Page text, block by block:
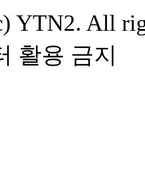
YTN2. All
활용 금지